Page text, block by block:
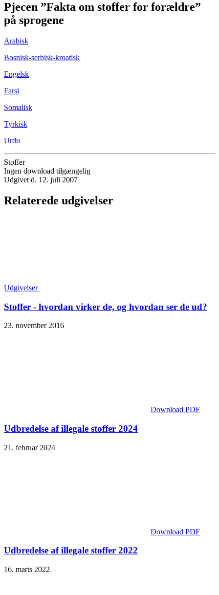
Pjecen ”Fakta om stoffer for forældre”
på sprogene
Arabisk
Bosnisk-serbisk-kroatisk
Engelsk
Farsi
Somalisk
Tyrkisk
Urdu
Stoffer
Ingen download tilgængelig
Udgivet d. 12. juli 2007
Relaterede udgivelser
Udgivelser
Stoffer - hvordan virker de, og hvordan ser de ud?
23. november 2016
Download PDF
Udbredelse af illegale stoffer 2024
21. februar 2024
Download PDF
Udbredelse af illegale stoffer 2022
16. marts 2022